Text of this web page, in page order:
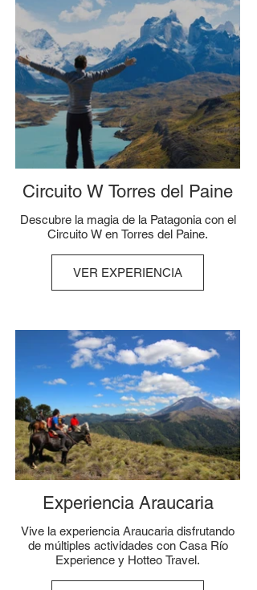
Circuito W Torres del Paine
Descubre la magia de la Patagonia con el
Circuito W en Torres del Paine.
VER EXPERIENCIA
Experiencia Araucaria
Vive la experiencia Araucaria disfrutando
de múltiples actividades con Casa Río
Experience y Hotteo Travel.